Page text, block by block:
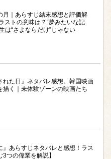
月｜あらすじ結末感想と評価解
ストの意味は？“夢みたいな記
は“さよならだけ”じゃない
れた日』ネタバレ感想。韓国映画
描く｜未体験ゾーンの映画たち
』あらすじネタバレと感想！ラス
3つの偉業を解説】